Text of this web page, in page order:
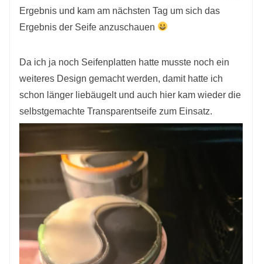
Ergebnis und kam am nächsten Tag um sich das
Ergebnis der Seife anzuschauen
Da ich ja noch Seifenplatten hatte musste noch ein
weiteres Design gemacht werden, damit hatte ich
schon länger liebäugelt und auch hier kam wieder die
selbstgemachte Transparentseife zum Einsatz.